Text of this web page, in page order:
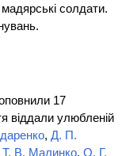
солдати.
17
віддали улюбленій
, Д. П.
Т. В. Малинко, О. Г.